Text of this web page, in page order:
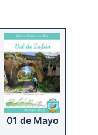
01 de Mayo